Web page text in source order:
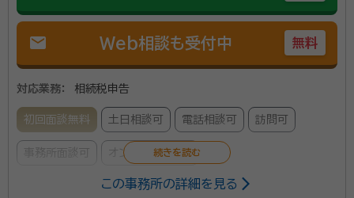
mail Web相談も受付中 無料
対応業務： 相続税申告
初回面談無料 土日相談可 電話相談可 訪問可
事務所面談可 オンライン面談可
この事務所の詳細を見る